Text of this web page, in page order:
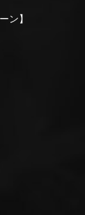
ン】